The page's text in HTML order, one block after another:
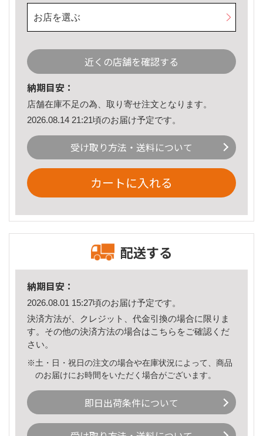
お店を選ぶ
近くの店舗を確認する
納期目安：
店舗在庫不足の為、取り寄せ注文となります。
2026.08.14 21:21頃のお届け予定です。
受け取り方法・送料について
カートに入れる
配送する
納期目安：
2026.08.01 15:27頃のお届け予定です。
決済方法が、クレジット、代金引換の場合に限りま
す。その他の決済方法の場合はこちら をご確認くだ
さい。
※土・日・祝日の注文の場合や在庫状況によって、商品
のお届けにお時間をいただく場合がございます。
即日出荷条件について